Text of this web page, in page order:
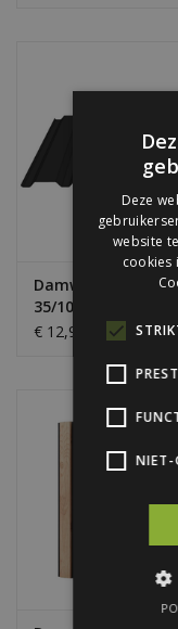
Damwandplaten
35/1035, Gitzwart
€ 12,95 / m2 Excl. btw
Deze
website
cookies
NIET-